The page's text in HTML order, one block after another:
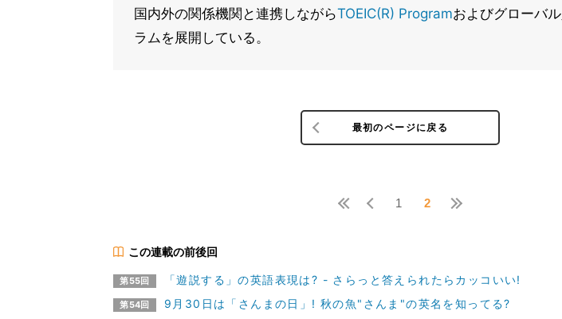
国内外の関係機関と連携しながらTOEIC(R) Programおよびグローバ
ラムを展開している。
最初のページに戻る
1 2
この連載の前後回
第55回 「遊説する」の英語表現は? - さらっと答えられたらカッコいい!
第54回 9月30日は「さんまの日」! 秋の魚"さんま"の英名を知ってる?